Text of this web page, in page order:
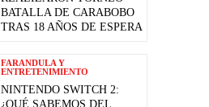
BATALLA DE CARABOBO
TRAS 18 AÑOS DE ESPERA
FARANDULA Y
ENTRETENIMIENTO
NINTENDO SWITCH 2:
¿QUÉ SABEMOS DEL